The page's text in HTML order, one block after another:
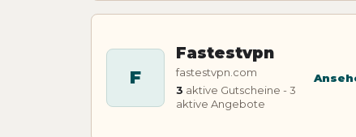
F
Fastestvpn
fastestvpn.com
3 aktive Gutscheine - 3
aktive Angebote